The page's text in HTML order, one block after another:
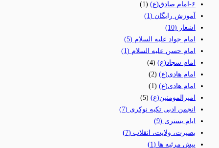
۶-امام صادق(ع)
(1)
آموزش رایگان (1)
اشعار (10)
امام جواد علیه السلام (5)
امام حسن علیه السلام (1)
امام سجاد(ع) (4)
امام هادی(ع) (2)
امام هادی(ع) (1)
امیرالمومنین(ع) (5)
انجمن ادبی تکیه نوکری (7)
ایام بستری (9)
بصیرت، ولایت، انقلاب (7)
پیش مرثیه ها (1)